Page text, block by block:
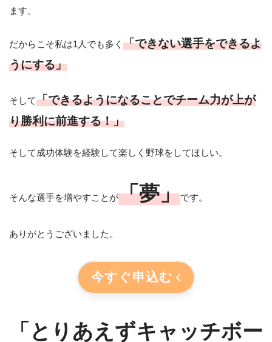
ます。
だからこそ私は1人でも多く 「できない選手をできるよ
うにする」
そして「できるようになることでチーム力が上が
り勝利に前進する！」
そして成功体験を経験して楽しく野球をしてほしい。
そんな選手を増やすことが「夢」です。
ありがとうございました。
今すぐ申込む
「とりあえずキャッチボー